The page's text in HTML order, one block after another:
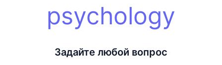
psychology
Задайте любой вопрос